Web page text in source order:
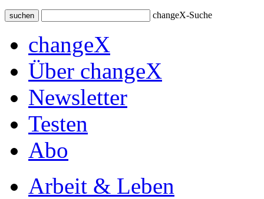
suchen changeX-Suche
changeX
Über changeX
Newsletter
Testen
Abo
Arbeit & Leben